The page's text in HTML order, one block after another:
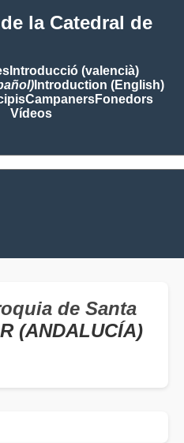
la Catedral de
Introducció (valencià)
Introduction (English)
CampanersFonedors
Vídeos
de Santa
(ANDALUCÍA)